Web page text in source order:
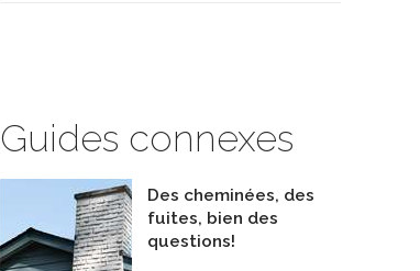
Guides connexes
Des cheminées, des
fuites, bien des
questions!